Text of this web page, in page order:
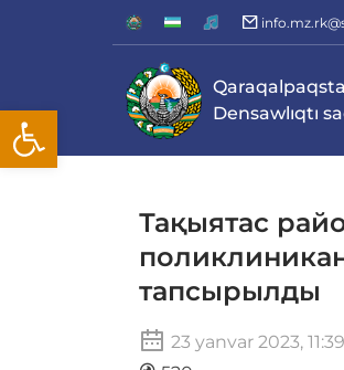
Open toolbar
Densawlıqtı
Тақыятас
тапсырылды
23 yanvar 2023, 11:39